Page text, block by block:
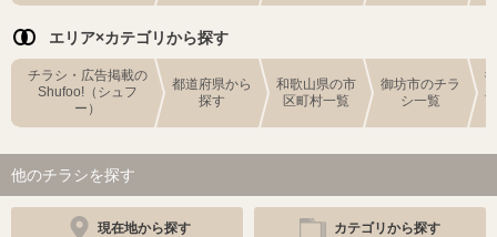
エリア×カテゴリから探す
チラシ・広告掲載の
Shufoo!（シュフ
ー）
都道府県から
探す
和歌山県の市
区町村一覧
御坊市のチラ
シ一覧
他のチラシを探す
現在地から探す カテゴリから探す